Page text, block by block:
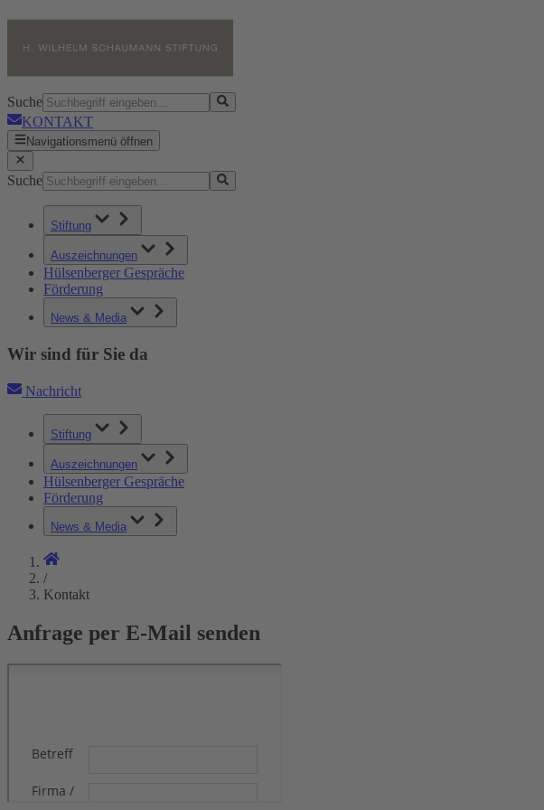
Suche
KONTAKT
Navigationsmenü öffnen
Suche
Stiftung
Auszeichnungen
Hülsenberger Gespräche
Förderung
News & Media
Wir sind für Sie da
Nachricht
Stiftung
Auszeichnungen
Hülsenberger Gespräche
Förderung
News & Media
/
Kontakt
Anfrage per E-Mail senden